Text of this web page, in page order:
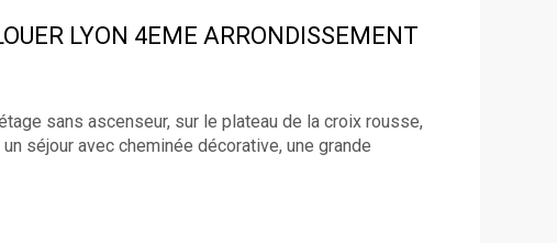
LYON 4EME ARRONDISSEMENT
sans ascenseur, sur le plateau de la croix rousse,
séjour avec cheminée décorative, une grande